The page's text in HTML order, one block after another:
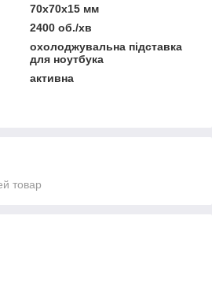
70х70х15 мм
2400 об./хв
охолоджувальна підставка
для ноутбука
активна
товар